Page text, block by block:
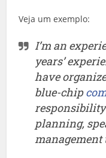
Veja um exemplo:
I’m an
years’
have
blue-chip
planning,
management